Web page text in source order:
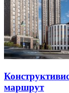
маршрут